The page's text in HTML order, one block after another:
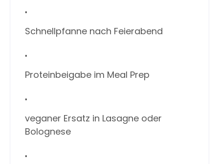
Schnellpfanne nach Feierabend
Proteinbeigabe im Meal Prep
veganer Ersatz in Lasagne oder
Bolognese